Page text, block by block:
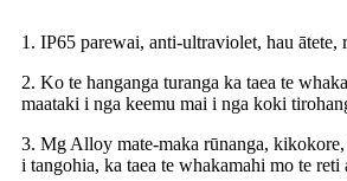
1. IP65 parewai, anti-ultraviolet, hau ātete,
2. Ko te hanganga turanga ka taea te
maataki i nga keemu mai i nga koki
3. Mg Alloy mate-maka rūnanga, kikokore,
i tangohia, ka taea te whakamahi mo te